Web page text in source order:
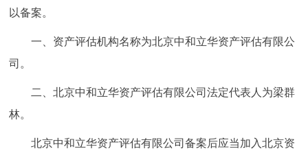
以备案。
一、资产评估机构名称为北京中和立华资产评估有限公
司。
二、北京中和立华资产评估有限公司法定代表人为梁群
林。
北京中和立华资产评估有限公司备案后应当加入北京资